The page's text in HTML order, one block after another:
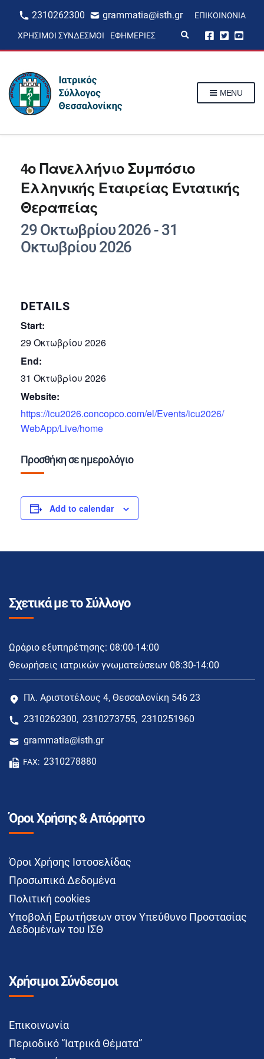
2310262300 grammatia@isth.gr ΕΠΙΚΟΙΝΩΝΊΑ
ΧΡΉΣΙΜΟΙ ΣΎΝΔΕΣΜΟΙ ΕΦΗΜΕΡΊΕΣ
p
m
MENU
4ο Πανελλήνιο Συμπόσιο
Ελληνικής Εταιρείας Εντατικής
Θεραπείας
29 Οκτωβρίου 2026 - 31
Οκτωβρίου 2026
DETAILS
Start:
29 Οκτωβρίου 2026
End:
31 Οκτωβρίου 2026
Website:
https://icu2026.concopco.com/el/Events/icu2026/
WebApp/Live/home
Προσθήκη σε ημερολόγιο
Add to calendar
Σχετικά με το Σύλλογο
Ωράριο εξυπηρέτησης: 08:00-14:00
Θεωρήσεις ιατρικών γνωματεύσεων 08:30-14:00
Πλ. Αριστοτέλους 4, Θεσσαλονίκη 546 23
2310262300, 2310273755, 2310251960
grammatia@isth.gr
FAX: 2310278880
Όροι Χρήσης & Απόρρητο
Όροι Χρήσης Ιστοσελίδας
Προσωπικά Δεδομένα
Πολιτική cookies
Υποβολή Ερωτήσεων στον Υπεύθυνο Προστασίας
Δεδομένων του ΙΣΘ
Χρήσιμοι Σύνδεσμοι
Επικοινωνία
Περιοδικό “Ιατρικά Θέματα”